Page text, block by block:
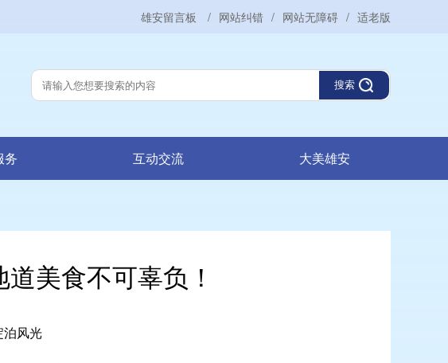
雄安留言板 / 网站纠错 / 网站无障碍 / 适老版
搜索
务 互动交流 大美雄安
美食不可辜负！
泊风光